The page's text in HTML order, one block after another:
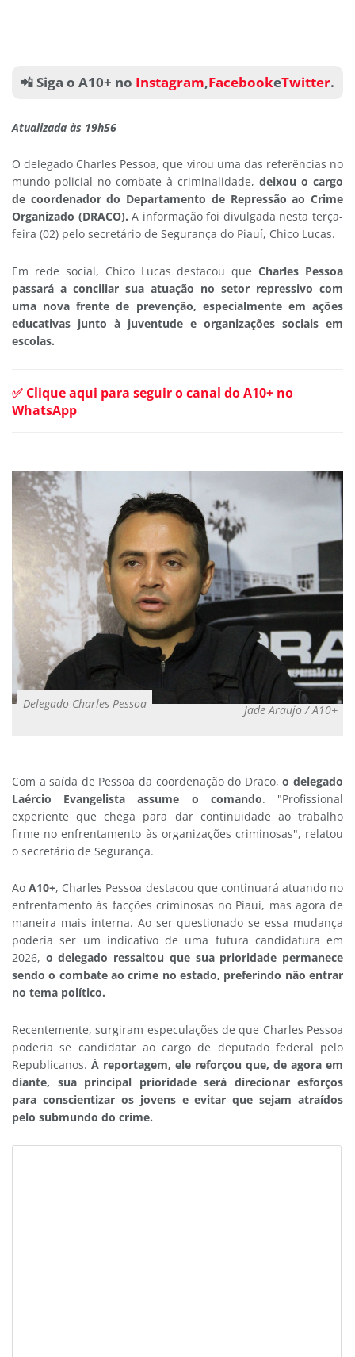
📲 Siga o A10+ no Instagram,FacebookeTwitter.
Atualizada às 19h56
O delegado Charles Pessoa, que virou uma das referências no
mundo policial no combate à criminalidade, deixou o cargo
de coordenador do Departamento de Repressão ao Crime
Organizado (DRACO). A informação foi divulgada nesta terça-
feira (02) pelo secretário de Segurança do Piauí, Chico Lucas.
Em rede social, Chico Lucas destacou queCharles Pessoa
passará a conciliar sua atuação no setor repressivo com
uma nova frente de prevenção, especialmente em ações
educativas junto à juventude e organizações sociais em
escolas.
✅ Clique aqui para seguir o canal do A10+ no
WhatsApp
Delegado Charles Pessoa Jade Araujo / A10+
Com a saída de Pessoa da coordenação do Draco,o delegado
Laércio Evangelista assume o comando. "Profissional
experiente que chega para dar continuidade ao trabalho
firme no enfrentamento às organizações criminosas", relatou
o secretário de Segurança.
AoA10+, Charles Pessoa destacou que continuará atuando no
enfrentamento às facções criminosas no Piauí, mas agora de
maneira mais interna. Ao ser questionado se essa mudança
poderia ser um indicativo de uma futura candidatura em
2026, o delegado ressaltou que sua prioridade permanece
sendo o combate ao crime no estado, preferindo não entrar
no tema político.
Recentemente, surgiram especulações de que Charles Pessoa
poderia se candidatar ao cargo de deputado federal pelo
Republicanos. À reportagem, ele reforçou que, de agora em
diante, sua principal prioridade será direcionar esforços
para conscientizar os jovens e evitar que sejam atraídos
pelo submundo do crime.